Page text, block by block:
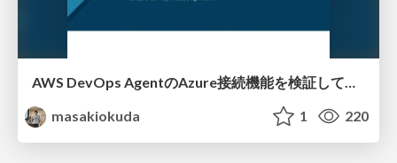
AWS DevOps AgentのAzure接続機能を検証して見えた活用法／Use Cases Verified for the AWS DevOps Agent's Azure Connectivity Feature
masakiokuda
1 220